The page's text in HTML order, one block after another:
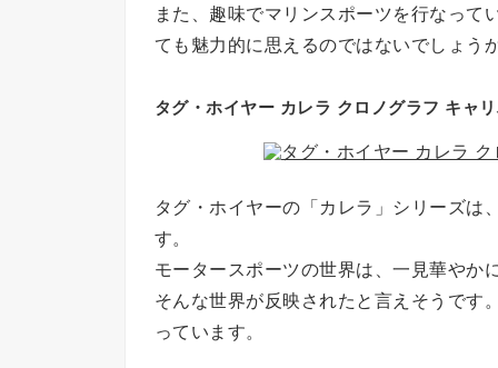
また、趣味でマリンスポーツを行なって
ても魅力的に思えるのではないでしょうか
タグ・ホイヤー カレラ クロノグラフ キャ
タグ・ホイヤーの「カレラ」シリーズは
す。
モータースポーツの世界は、一見華やか
そんな世界が反映されたと言えそうです
っています。